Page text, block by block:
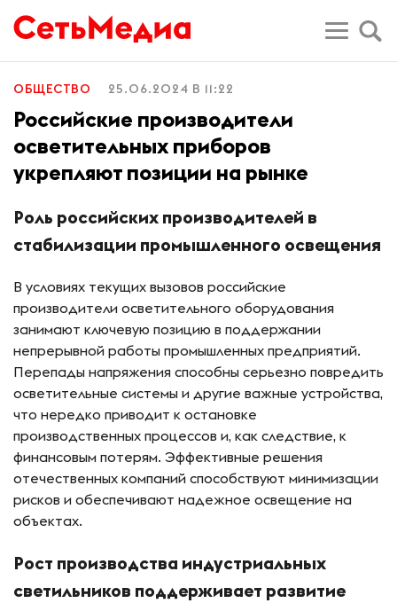
ОБЩЕСТВО 25.06.2024 В 11:22
Российские производители
осветительных приборов
укрепляют позиции на рынке
Роль российских производителей в
стабилизации промышленного освещения
В условиях текущих вызовов российские
производители осветительного оборудования
занимают ключевую позицию в поддержании
непрерывной работы промышленных предприятий.
Перепады напряжения способны серьезно повредить
осветительные системы и другие важные устройства,
что нередко приводит к остановке
производственных процессов и, как следствие, к
финансовым потерям. Эффективные решения
отечественных компаний способствуют минимизации
рисков и обеспечивают надежное освещение на
объектах.
Рост производства индустриальных
светильников поддерживает развитие